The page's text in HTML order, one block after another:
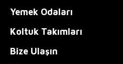
Yemek Odaları
Koltuk Takımları
Bize Ulaşın